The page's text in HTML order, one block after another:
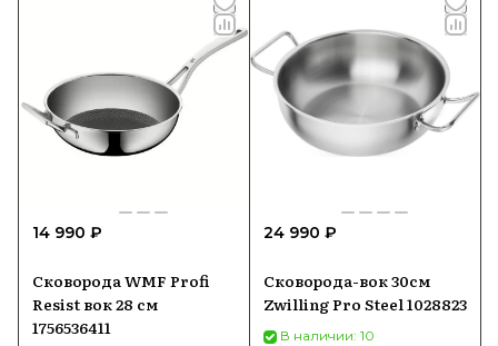
14 990 ₽
Сковорода WMF Profi
Resist вок 28 см
1756536411
24 990 ₽
Сковорода-вок 30см
Zwilling Pro Steel 1028823
В наличии: 10